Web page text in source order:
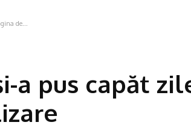
de...
a pus capăt